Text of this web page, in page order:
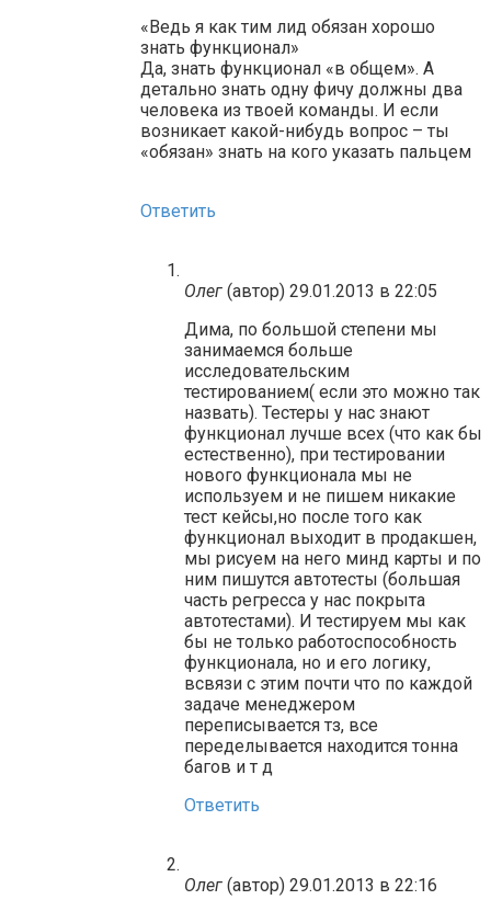
«Ведь я как тим лид обязан хорошо
знать функционал»
Да, знать функционал «в общем». А
детально знать одну фичу должны два
человека из твоей команды. И если
возникает какой-нибудь вопрос – ты
«обязан» знать на кого указать пальцем
Ответить
Олег (автор) 29.01.2013 в 22:05
Дима, по большой степени мы
занимаемся больше
исследовательским
тестированием( если это можно так
назвать). Тестеры у нас знают
функционал лучше всех (что как бы
естественно), при тестировании
нового функционала мы не
используем и не пишем никакие
тест кейсы,но после того как
функционал выходит в продакшен,
мы рисуем на него минд карты и по
ним пишутся автотесты (большая
часть регресса у нас покрыта
автотестами). И тестируем мы как
бы не только работоспособность
функционала, но и его логику,
всвязи с этим почти что по каждой
задаче менеджером
переписывается тз, все
переделывается находится тонна
багов и т д
Ответить
Олег (автор) 29.01.2013 в 22:16